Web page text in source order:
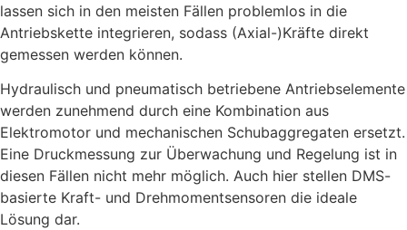
lassen sich in den meisten Fällen problemlos in die
Antriebskette integrieren, sodass (Axial-)Kräfte direkt
gemessen werden können.
Hydraulisch und pneumatisch betriebene Antriebselemente
werden zunehmend durch eine Kombination aus
Elektromotor und mechanischen Schubaggregaten ersetzt.
Eine Druckmessung zur Überwachung und Regelung ist in
diesen Fällen nicht mehr möglich. Auch hier stellen DMS-
basierte Kraft- und Drehmomentsensoren die ideale
Lösung dar.